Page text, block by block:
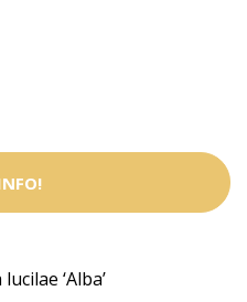
‘Alba’